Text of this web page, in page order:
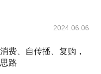
2024.06.06
费、自传播、复购，
路